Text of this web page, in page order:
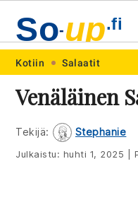
Skip
primary
navigation
Skip
main
content
Skip
primary
sidebar
Skip
footer
So-up.fi
Kotiin Salaatit
Venäläinen
Tekijä: Stephanie
Julkaistu: huhti 1, 2025